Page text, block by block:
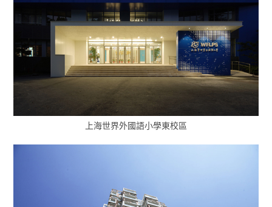
上海世界外國語小學東校區